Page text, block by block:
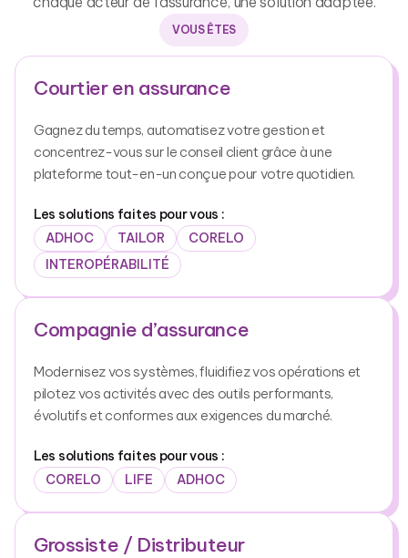
VOUS ÊTES
Courtier en assurance
Gagnez du temps, automatisez votre gestion et
concentrez-vous sur le conseil client grâce à une
plateforme tout-en-un conçue pour votre quotidien.
Les solutions faites pour vous :
ADHOC
TAILOR
CORELO
INTEROPÉRABILITÉ
Compagnie d’assurance
Modernisez vos systèmes, fluidifiez vos opérations et
pilotez vos activités avec des outils performants,
évolutifs et conformes aux exigences du marché.
Les solutions faites pour vous :
CORELO
LIFE ADHOC
Grossiste / Distributeur